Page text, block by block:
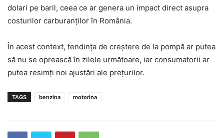
dolari pe baril, ceea ce ar genera un impact direct asupra
costurilor carburanților în România.
În acest context, tendința de creștere de la pompă ar putea
să nu se oprească în zilele următoare, iar consumatorii ar
putea resimți noi ajustări ale prețurilor.
TAGS benzina motorina